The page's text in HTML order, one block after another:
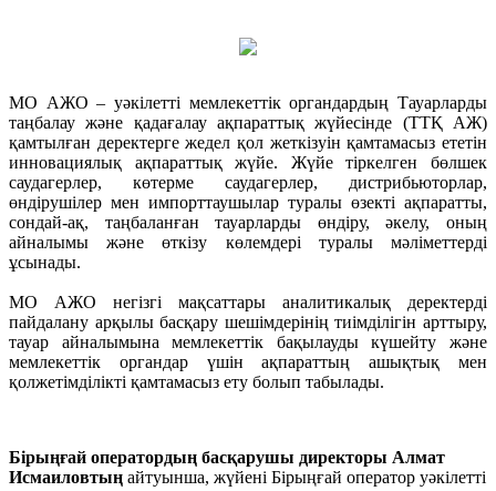
МО АЖО – уәкілетті мемлекеттік органдардың Тауарларды
таңбалау және қадағалау ақпараттық жүйесінде (ТТҚ АЖ)
қамтылған деректерге жедел қол жеткізуін қамтамасыз ететін
инновациялық ақпараттық жүйе. Жүйе тіркелген бөлшек
саудагерлер, көтерме саудагерлер, дистрибьюторлар,
өндірушілер мен импорттаушылар туралы өзекті ақпаратты,
сондай-ақ, таңбаланған тауарларды өндіру, әкелу, оның
айналымы және өткізу көлемдері туралы мәліметтерді
ұсынады.
МО АЖО негізгі мақсаттары аналитикалық деректерді
пайдалану арқылы басқару шешімдерінің тиімділігін арттыру,
тауар айналымына мемлекеттік бақылауды күшейту және
мемлекеттік органдар үшін ақпараттың ашықтық мен
қолжетімділікті қамтамасыз ету болып табылады.
Бірыңғай оператордың басқарушы директоры Алмат
Исмаиловтың айтуынша, жүйені Бірыңғай оператор уәкілетті